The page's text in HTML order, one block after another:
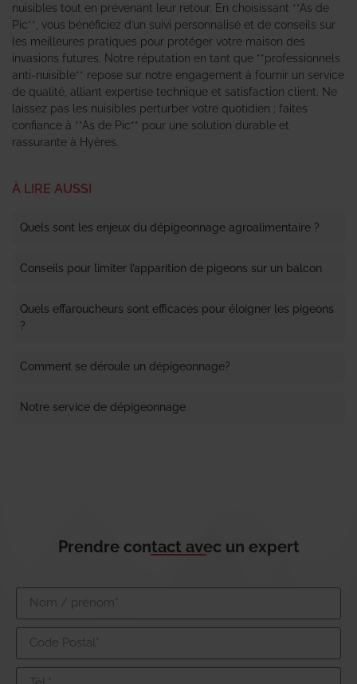
nuisibles tout en prévenant leur retour. En choisissant **As de
Pic**, vous bénéficiez d’un suivi personnalisé et de conseils sur
les meilleures pratiques pour protéger votre maison des
invasions futures. Notre réputation en tant que **professionnels
anti-nuisible** repose sur notre engagement à fournir un service
de qualité, alliant expertise technique et satisfaction client. Ne
laissez pas les nuisibles perturber votre quotidien ; faites
confiance à **As de Pic** pour une solution durable et
rassurante à Hyères.
À LIRE AUSSI
Quels sont les enjeux du dépigeonnage agroalimentaire ?
Conseils pour limiter l’apparition de pigeons sur un balcon
Quels effaroucheurs sont efficaces pour éloigner les pigeons
?
Comment se déroule un dépigeonnage?
Notre service de dépigeonnage
Prendre contact avec un expert